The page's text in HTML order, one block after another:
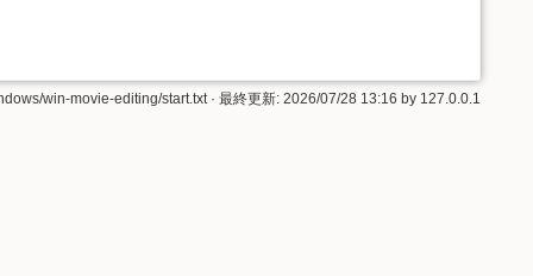
win-movie-editing/start.txt · 最終更新: 2026/07/28 13:16 by 127.0.0.1